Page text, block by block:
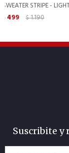
SWEATER STRIPE -
$ 499 $1.190
Suscribite y